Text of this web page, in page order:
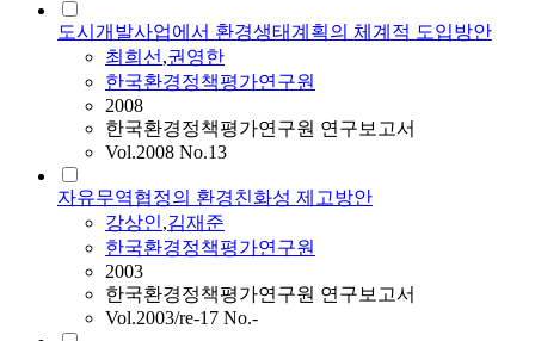
도시개발사업에서 환경생태계획의 체계적 도입방안
최희선,권영한
한국환경정책평가연구원
2008
한국환경정책평가연구원 연구보고서
Vol.2008 No.13
자유무역협정의 환경친화성 제고방안
강상인,김재준
한국환경정책평가연구원
2003
한국환경정책평가연구원 연구보고서
Vol.2003/re-17 No.-